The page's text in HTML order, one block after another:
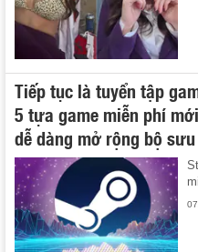
Tiếp tục là tuyển tập
5 tựa game miễn phí
dễ dàng mở rộng bộ